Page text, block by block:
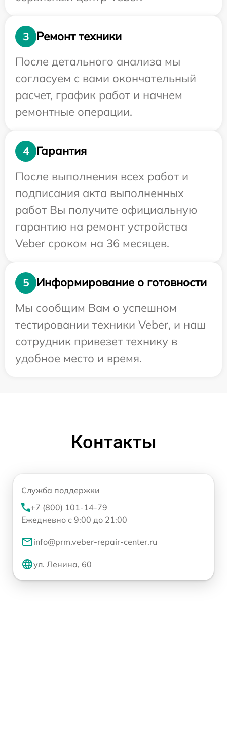
3
Ремонт техники
После детального анализа мы
согласуем с вами окончательный
расчет, график работ и начнем
ремонтные операции.
4
Гарантия
После выполнения всех работ и
подписания акта выполненных
работ Вы получите официальную
гарантию на ремонт устройства
Veber сроком на 36 месяцев.
5
Информирование о готовности
Мы сообщим Вам о успешном
тестировании техники Veber, и наш
сотрудник привезет технику в
удобное место и время.
Контакты
Служба поддержки
+7 (800) 101-14-79
Ежедневно с 9:00 до 21:00
info@prm.veber-repair-center.ru
ул. Ленина, 60